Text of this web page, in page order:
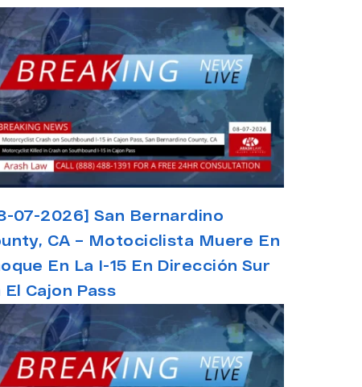
07-2026] San Bernardino
CA – Motociclista Muere En
En La I-15 En Dirección Sur
El Cajon Pass